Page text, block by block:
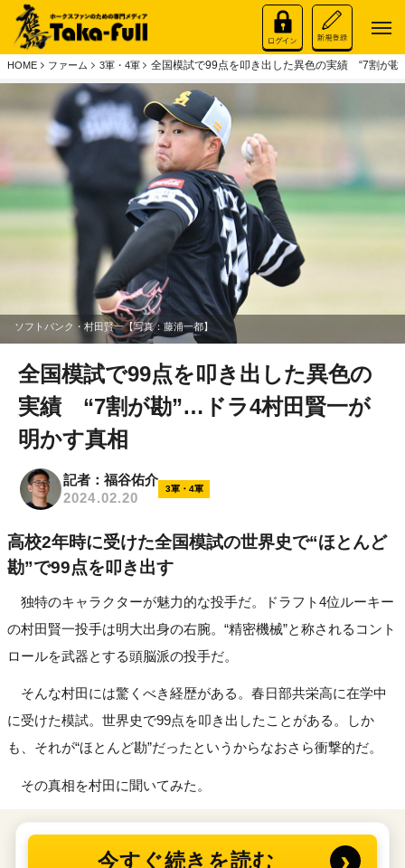
HOME ファーム 3軍・4軍 全国模試で99点を叩き出した異色の実績 “7割が
ソフトバンク・村田賢一【写真：藤浦一都】
全国模試で99点を叩き出した異色の
実績 “7割が勘”…ドラ4村田賢一が
明かす真相
記者：福谷佑介
2024.02.20
3軍・4軍
高校2年時に受けた全国模試の世界史で“ほとんど
勘”で99点を叩き出す
独特のキャラクターが魅力的な投手だ。ドラフト4位ルーキー
の村田賢一投手は明大出身の右腕。“精密機械”と称されるコント
ロールを武器とする頭脳派の投手だ。
そんな村田には驚くべき経歴がある。春日部共栄高に在学中
に受けた模試。世界史で99点を叩き出したことがある。しか
も、それが“ほとんど勘”だったというからなおさら衝撃的だ。
その真相を村田に聞いてみた。